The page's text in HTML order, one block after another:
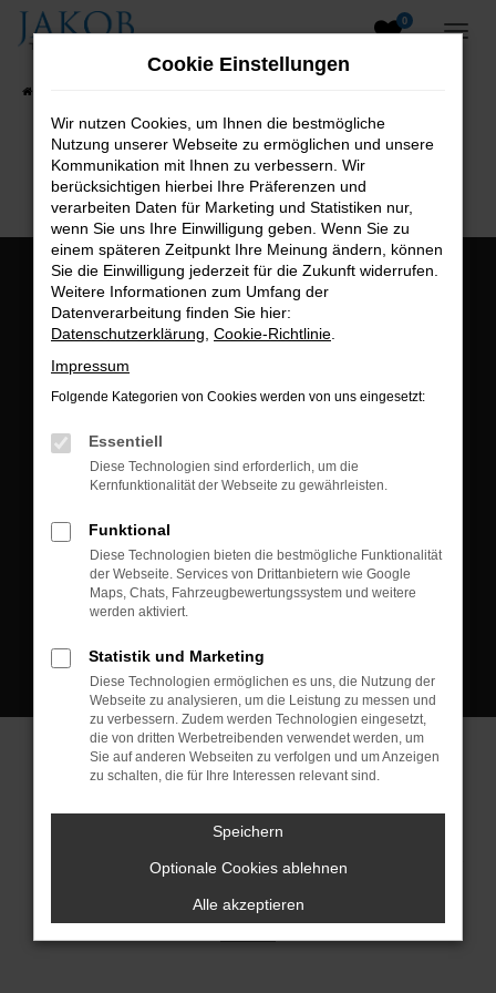
Zum
0
B2B-Shop
Öffnungszeiten:
Montag bis Freitag:
Postadresse:
Kontakt:
Tel.: +49 3745 760 90 20
Fax: +49 3745 760 90 21
Mail: fj@jakob-trading.com
Cookie Einstellungen
© 2026 Jakob Trading GmbH | Neustädter Straße 1 | DE-08223
Neustadt/Vogtland | fj@jakob-trading.com | Webdesign by audaris.de
Cookie Einstellungen
Wir nutzen Cookies, um Ihnen die bestmögliche
Nutzung unserer Webseite zu ermöglichen und unsere
Kommunikation mit Ihnen zu verbessern. Wir
berücksichtigen hierbei Ihre Präferenzen und
verarbeiten Daten für Marketing und Statistiken nur,
wenn Sie uns Ihre Einwilligung geben. Wenn Sie zu
einem späteren Zeitpunkt Ihre Meinung ändern, können
Sie die Einwilligung jederzeit für die Zukunft widerrufen.
Weitere Informationen zum Umfang der
Datenverarbeitung finden Sie hier:
Datenschutzerklärung Cookie-Richtlinie
Impressum
Folgende Kategorien von Cookies werden von uns eingesetzt:
Essentiell
Diese Technologien sind erforderlich, um die
Kernfunktionalität der Webseite zu gewährleisten.
Funktional
Diese Technologien bieten die bestmögliche Funktionalität
der Webseite. Services von Drittanbietern wie Google
Maps, Chats, Fahrzeugbewertungssystem und weitere
werden aktiviert.
Statistik und Marketing
Diese Technologien ermöglichen es uns, die Nutzung der
Webseite zu analysieren, um die Leistung zu messen und
zu verbessern. Zudem werden Technologien eingesetzt,
die von dritten Werbetreibenden verwendet werden, um
Sie auf anderen Webseiten zu verfolgen und um Anzeigen
zu schalten, die für Ihre Interessen relevant sind.
Speichern
Optionale Cookies ablehnen
Alle akzeptieren